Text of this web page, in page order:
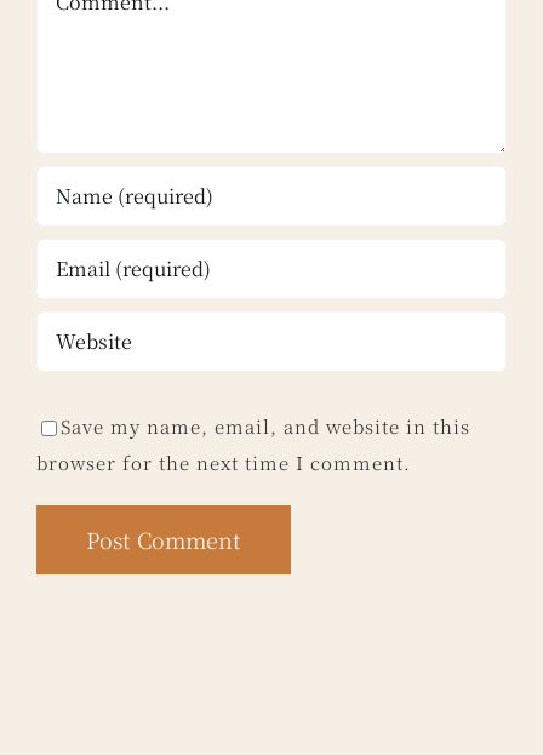
Save my name, email, and website in this
browser for the next time I comment.